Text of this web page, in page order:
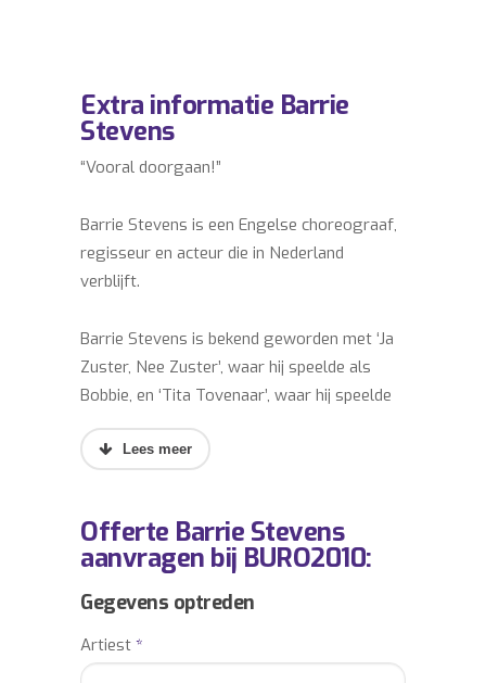
Extra informatie Barrie
Stevens
“Vooral doorgaan!”
Barrie Stevens is een Engelse choreograaf,
regisseur en acteur die in Nederland
verblijft.
Barrie Stevens is bekend geworden met ‘Ja
Zuster, Nee Zuster’, waar hij speelde als
Bobbie, en ‘Tita Tovenaar’, waar hij speelde
als Tovenaarsleering Kwark.
de ‘Soundmixshow’.
Hij was regisseur bij onder andere ‘Fame’,
Offerte Barrie Stevens
aanvragen bij BURO2010:
Gegevens optreden
Artiest *